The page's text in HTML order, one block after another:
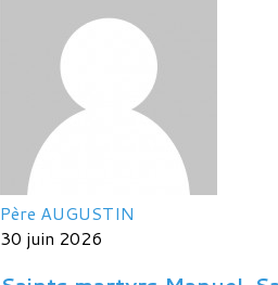
Père AUGUSTIN
30 juin 2026